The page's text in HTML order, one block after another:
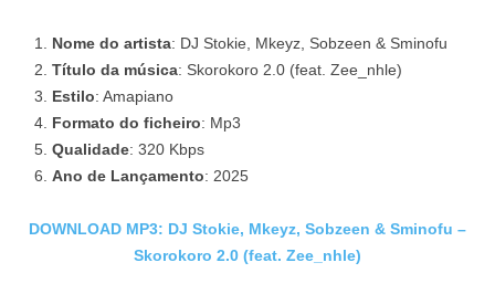
Nome do artista: DJ Stokie, Mkeyz, Sobzeen & Sminofu
Título da música: Skorokoro 2.0 (feat. Zee_nhle)
Estilo: Amapiano
Formato do ficheiro: Mp3
Qualidade: 320 Kbps
Ano de Lançamento: 2025
DOWNLOAD MP3: DJ Stokie, Mkeyz, Sobzeen & Sminofu –
Skorokoro 2.0 (feat. Zee_nhle)